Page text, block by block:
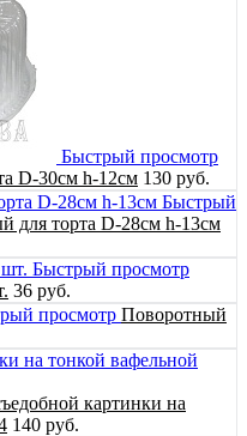
Быстрый просмотр
D-30см h-12см 130 руб.
Быстрый
для торта D-28см h-13см
Быстрый просмотр
36 руб.
просмотр Поворотный
картинки на
140 руб.